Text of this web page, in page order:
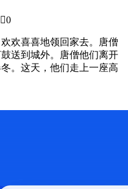
0
欢喜喜地领回家去。唐僧
送到城外。唐僧他们离开
。这天，他们走上一座高